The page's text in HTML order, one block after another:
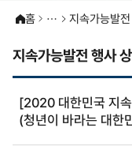
홈 지속가능발
지속가능발전 행사
[2020 대한민국 지
(청년이 바라는 대한